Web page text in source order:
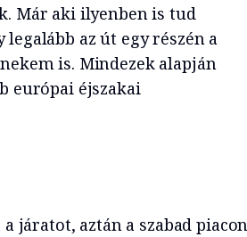
Már aki ilyenben is tud
az út egy részén a
is. Mindezek alapján
európai éjszakai
járatot, aztán a szabad piacon